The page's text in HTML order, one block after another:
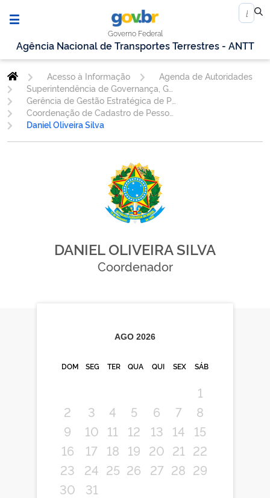
Governo Federal
Agência Nacional de Transportes Terrestres - ANTT
Acesso à Informação
Agenda de Autoridades
Superintendência de Governança, Gestão Estratégica e de Pessoal
Gerência de Gestão Estratégica de Pessoas - GESPE
Coordenação de Cadastro de Pessoas - COORP
Daniel Oliveira Silva
DANIEL OLIVEIRA SILVA
Coordenador
AGO 2026
DOM SEG TER QUA QUI SEX SÁB
1
2
3 4 5 6 7
8
9
10 11 12 13 14
15
16
17 18 19 20 21
22
23
24 25 26 27 28 29
30
31